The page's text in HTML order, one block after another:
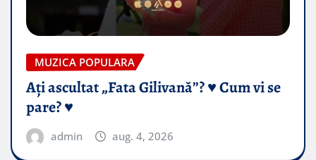
MUZICA POPULARA
Ați ascultat „Fata Gilivană”? ♥️ Cum vi se
pare? ♥️
admin aug. 4, 2026